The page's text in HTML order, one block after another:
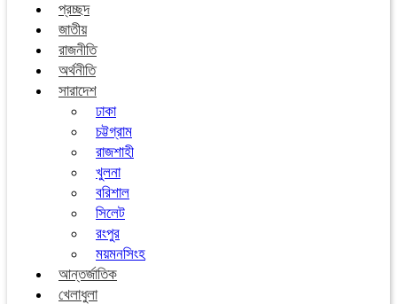
প্রচ্ছদ
জাতীয়
রাজনীতি
অর্থনীতি
সারাদেশ
ঢাকা
চট্টগ্রাম
রাজশাহী
খুলনা
বরিশাল
সিলেট
রংপুর
ময়মনসিংহ
আন্তর্জাতিক
খেলাধুলা